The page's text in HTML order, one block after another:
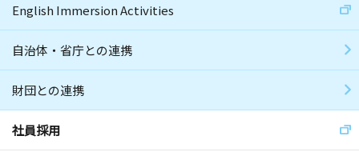
English Immersion Activities
自治体・省庁との連携
財団との連携
社員採用